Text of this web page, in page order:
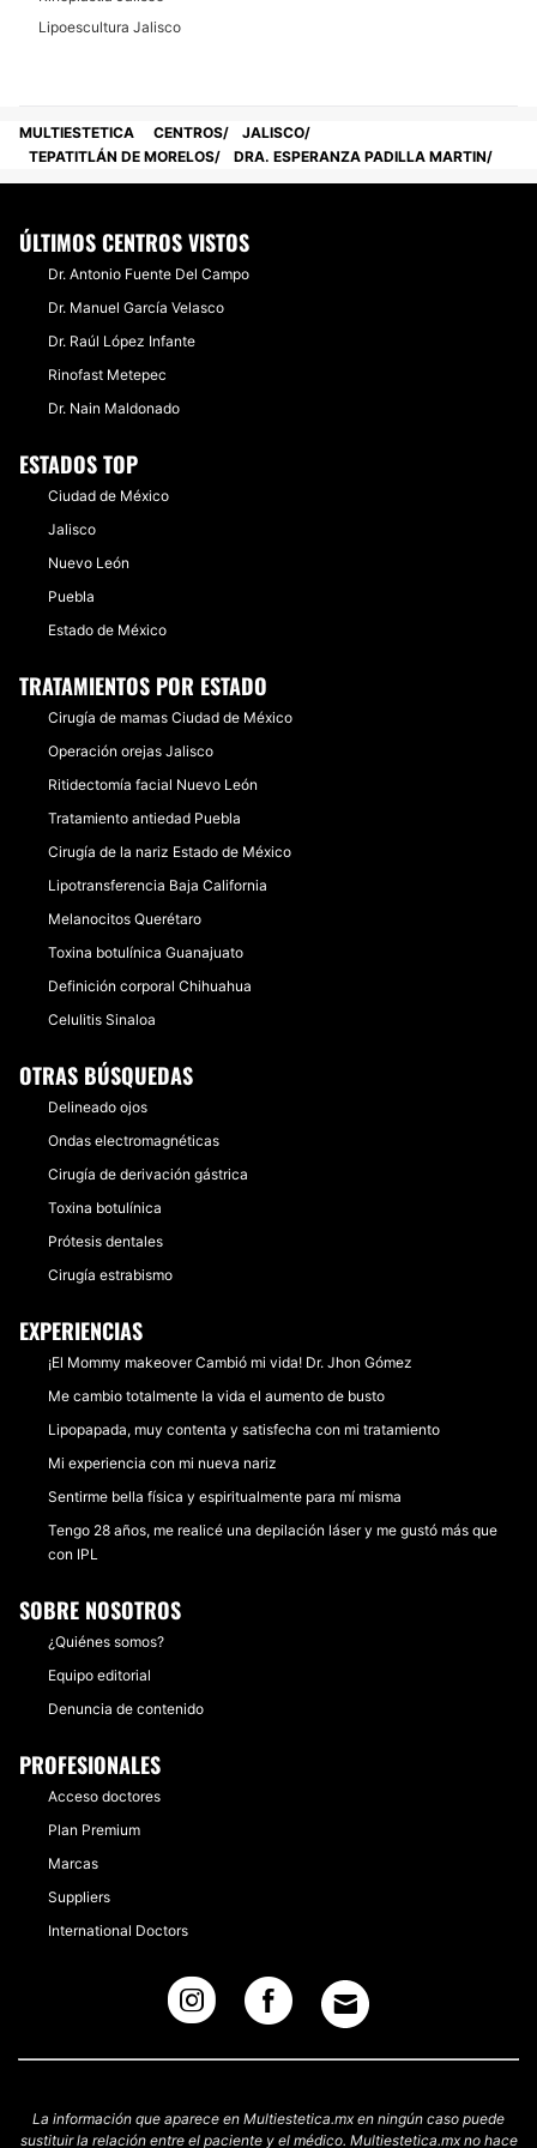
Posibilidad de videoconsulta:
No
Lipoescultura Jalisco
MULTIESTETICA CENTROS
JALISCO
TEPATITLÁN DE MORELOS
DRA. ESPERANZA PADILLA MARTIN
ÚLTIMOS CENTROS VISTOS
Dr. Antonio Fuente Del Campo
Dr. Manuel García Velasco
Dr. Raúl López Infante
Rinofast Metepec
Dr. Nain Maldonado
ESTADOS TOP
Ciudad de México
Jalisco
Nuevo León
Puebla
Estado de México
TRATAMIENTOS POR ESTADO
Cirugía de mamas Ciudad de México
Operación orejas Jalisco
Ritidectomía facial Nuevo León
Tratamiento antiedad Puebla
Cirugía de la nariz Estado de México
Lipotransferencia Baja California
Melanocitos Querétaro
Toxina botulínica Guanajuato
Definición corporal Chihuahua
Celulitis Sinaloa
OTRAS BÚSQUEDAS
Delineado ojos
Ondas electromagnéticas
Cirugía de derivación gástrica
Toxina botulínica
Prótesis dentales
Cirugía estrabismo
EXPERIENCIAS
¡El Mommy makeover Cambió mi vida! Dr. Jhon Gómez
Me cambio totalmente la vida el aumento de busto
Lipopapada, muy contenta y satisfecha con mi tratamiento
Mi experiencia con mi nueva nariz
Sentirme bella física y espiritualmente para mí misma
Tengo 28 años, me realicé una depilación láser y me gustó más que
con IPL
SOBRE NOSOTROS
¿Quiénes somos?
Equipo editorial
Denuncia de contenido
PROFESIONALES
Acceso doctores
Plan Premium
Marcas
Suppliers
International Doctors
La información que aparece en Multiestetica.mx en ningún caso puede
sustituir la relación entre el paciente y el médico. Multiestetica.mx no hace